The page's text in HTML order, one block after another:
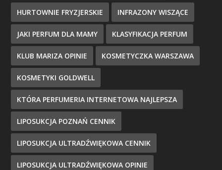
HURTOWNIE FRYZJERSKIE INFRAZONY WISZĄCE
JAKI PERFUM DLA MAMY KLASYFIKACJA PERFUM
KLUB MARIZA OPINIE KOSMETYCZKA WARSZAWA
KOSMETYKI GOLDWELL
KTÓRA PERFUMERIA INTERNETOWA NAJLEPSZA
LIPOSUKCJA POZNAŃ CENNIK
LIPOSUKCJA ULTRADŹWIĘKOWA CENNIK
LIPOSUKCJA ULTRADŹWIĘKOWA OPINIE